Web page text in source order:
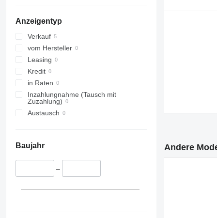
Anzeigentyp
Verkauf
vom Hersteller
Leasing
Kredit
in Raten
Inzahlungnahme (Tausch mit
Zuzahlung)
Austausch
Baujahr
–
Andere